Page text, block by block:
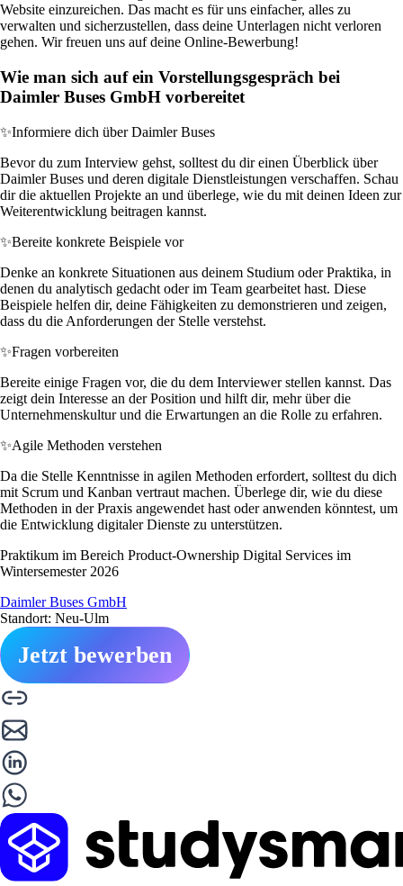
Website einzureichen. Das macht es für uns einfacher, alles zu
verwalten und sicherzustellen, dass deine Unterlagen nicht verloren
gehen. Wir freuen uns auf deine Online-Bewerbung!
Wie man sich auf ein Vorstellungsgespräch bei
Daimler Buses GmbH vorbereitet
✨Informiere dich über Daimler Buses
Bevor du zum Interview gehst, solltest du dir einen Überblick über
Daimler Buses und deren digitale Dienstleistungen verschaffen. Schau
dir die aktuellen Projekte an und überlege, wie du mit deinen Ideen zur
Weiterentwicklung beitragen kannst.
✨Bereite konkrete Beispiele vor
Denke an konkrete Situationen aus deinem Studium oder Praktika, in
denen du analytisch gedacht oder im Team gearbeitet hast. Diese
Beispiele helfen dir, deine Fähigkeiten zu demonstrieren und zeigen,
dass du die Anforderungen der Stelle verstehst.
✨Fragen vorbereiten
Bereite einige Fragen vor, die du dem Interviewer stellen kannst. Das
zeigt dein Interesse an der Position und hilft dir, mehr über die
Unternehmenskultur und die Erwartungen an die Rolle zu erfahren.
✨Agile Methoden verstehen
Da die Stelle Kenntnisse in agilen Methoden erfordert, solltest du dich
mit Scrum und Kanban vertraut machen. Überlege dir, wie du diese
Methoden in der Praxis angewendet hast oder anwenden könntest, um
die Entwicklung digitaler Dienste zu unterstützen.
Praktikum im Bereich Product-Ownership Digital Services im
Wintersemester 2026
Daimler Buses GmbH
Standort: Neu-Ulm
Jetzt bewerben